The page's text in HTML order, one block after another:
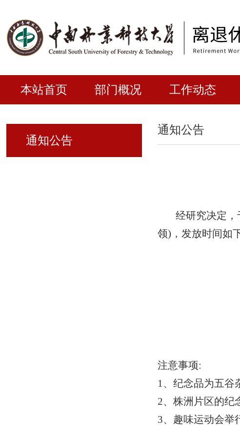
本站首页 部门概况 工作动态
通知公告
通知公告
经研究决定，
领)，发放时间如
注意事项:
1、纪念品为五谷
2、株洲片区的纪
3、趣味运动会举